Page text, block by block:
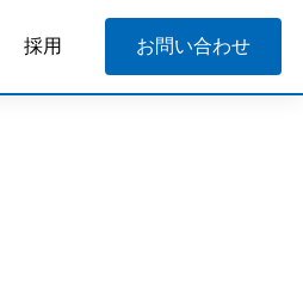
採用 お問い合わせ